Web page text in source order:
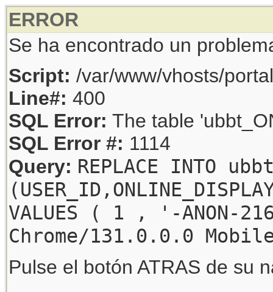
ERROR
Se ha encontrado un
Script: /var/www/vhosts/
Line#: 400
SQL Error: The table
SQL Error #: 1114
Query: REPLACE INTO
VALUES ( 1 , '-
Chrome/131.0.0.0
Pulse el botón ATRAS de su